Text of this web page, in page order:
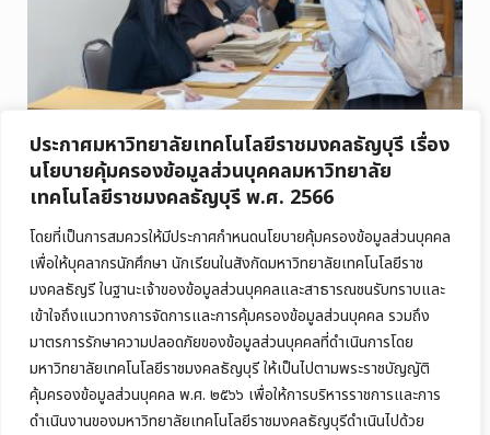
ประกาศมหาวิทยาลัยเทคโนโลยีราชมงคลธัญบุรี เรื่อง
นโยบายคุ้มครองข้อมูลส่วนบุคคลมหาวิทยาลัย
เทคโนโลยีราชมงคลธัญบุรี พ.ศ. 2566
โดยที่เป็นการสมควรให้มีประกาศกำหนดนโยบายคุ้มครองข้อมูลส่วนบุคคล
เพื่อให้บุคลากรนักศึกษา นักเรียนในสังกัดมหาวิทยาลัยเทคโนโลยีราช
มงคลธัญรี ในฐานะเจ้าของข้อมูลส่วนบุคคลและสาธารณชนรับทราบและ
เข้าใจถึงแนวทางการจัดการและการคุ้มครองข้อมูลส่วนบุคคล รวมถึง
มาตรการรักษาความปลอดภัยของข้อมูลส่วนบุคคลที่ดำเนินการโดย
มหาวิทยาลัยเทคโนโลยีราชมงคลธัญบุรี ให้เป็นไปตามพระราชบัญญัติ
คุ้มครองข้อมูลส่วนบุคคล พ.ศ. ๒๕๖๖ เพื่อให้การบริหารราชการและการ
ดำเนินงานของมหาวิทยาลัยเทคโนโลยีราชมงคลธัญบุรีดำเนินไปด้วย